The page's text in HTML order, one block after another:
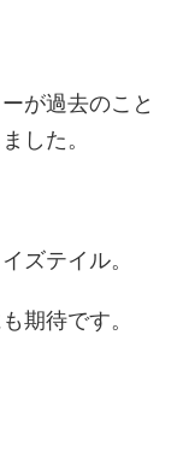
が過去のこと
した。
ズテイル。
期待です。